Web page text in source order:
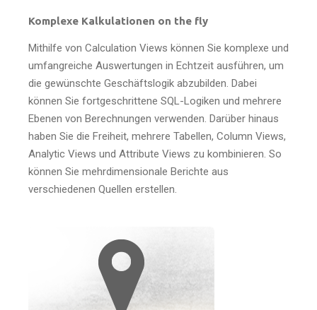
Komplexe Kalkulationen on the fly
Mithilfe von Calculation Views können Sie komplexe und
umfangreiche Auswertungen in Echtzeit ausführen, um
die gewünschte Geschäftslogik abzubilden. Dabei
können Sie fortgeschrittene SQL-Logiken und mehrere
Ebenen von Berechnungen verwenden. Darüber hinaus
haben Sie die Freiheit, mehrere Tabellen, Column Views,
Analytic Views und Attribute Views zu kombinieren. So
können Sie mehrdimensionale Berichte aus
verschiedenen Quellen erstellen.